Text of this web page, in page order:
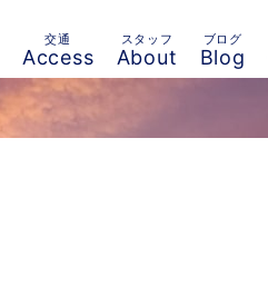
交通
Access
スタッフ
About
ブログ
Blog